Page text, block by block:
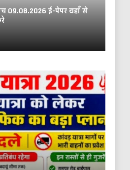
09.08.2026 ई-पेपर यहाँ से